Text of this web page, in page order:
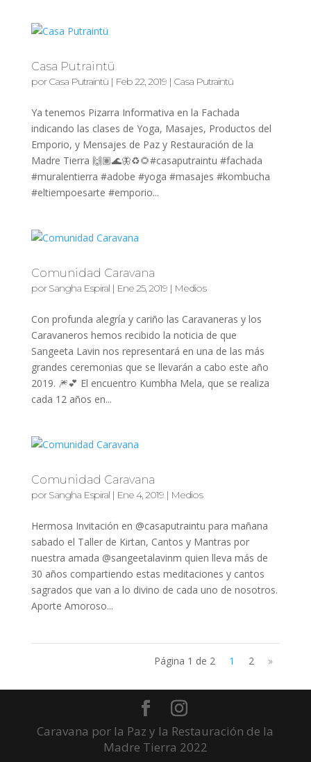
Casa Putraintü
porCasa Putraintü| Feb 22, 2019| Casa Putraintü
Ya tenemos Pizarra Informativa en la Fachada
indicando las clases de Yoga, Masajes, Productos del
Emporio, y Mensajes de Paz y Restauración de la
Madre Tierra 🙌🏽🌊🦋♻️🌻#casaputraintu #fachada
#muralentierra #adobe #yoga #masajes #kombucha
#eltiempoesarte #emporio...
Comunidad Caravana
porSangha Espiral| Ene 25, 2019| Medios
Con profunda alegría y cariño las Caravaneras y los
Caravaneros hemos recibido la noticia de que
Sangeeta Lavin nos representará en una de las más
grandes ceremonias que se llevarán a cabo este año
2019. 🎆💕 El encuentro Kumbha Mela, que se realiza
cada 12 años en...
Comunidad Caravana
porSangha Espiral| Ene 4, 2019| Medios
Hermosa Invitación en @casaputraintu para mañana
sabado el Taller de Kirtan, Cantos y Mantras por
nuestra amada @sangeetalavinm quien lleva más de
30 años compartiendo estas meditaciones y cantos
sagrados que van a lo divino de cada uno de nosotros.
Aporte Amoroso...
Página 1 de 2 1 2 »
Caravana por la Paz y la Restauración de la
Madre Tierra 2022